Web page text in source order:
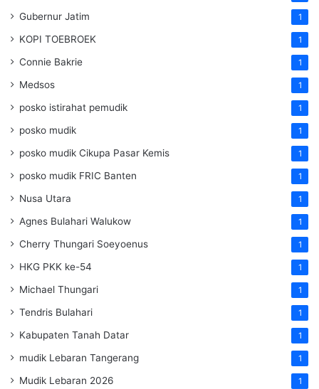
Gubernur Jatim 1
KOPI TOEBROEK 1
Connie Bakrie 1
Medsos 1
posko istirahat pemudik 1
posko mudik 1
posko mudik Cikupa Pasar Kemis 1
posko mudik FRIC Banten 1
Nusa Utara 1
Agnes Bulahari Walukow 1
Cherry Thungari Soeyoenus 1
HKG PKK ke-54 1
Michael Thungari 1
Tendris Bulahari 1
Kabupaten Tanah Datar 1
mudik Lebaran Tangerang 1
Mudik Lebaran 2026 1